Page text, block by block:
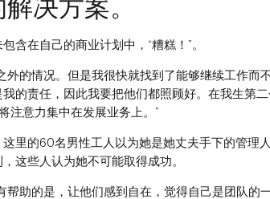
决方案。
含在自己的商业计划中，“糟糕！”。
外的情况。但是我很快就找到了能够继续工作而
的责任，因此我要把他们都照顾好。在我生第
注意力集中在发展业务上。”
里的60名男性工人以为她是她丈夫手下的管理
这些人认为她不可能取得成功。
帮助的是，让他们感到自在，觉得自己是团队的